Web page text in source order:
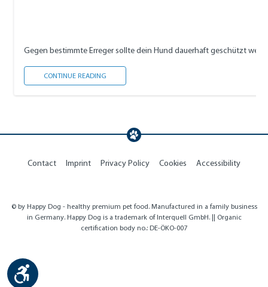
Gegen bestimmte Erreger sollte dein Hund dauerhaft geschützt
CONTINUE READING
Contact Imprint Privacy Policy Cookies Accessibility
© by Happy Dog - healthy premium pet food. Manufactured in a family business
in Germany. Happy Dog is a trademark of Interquell GmbH. || Organic
certification body no.: DE-ÖKO-007
Show toolbar